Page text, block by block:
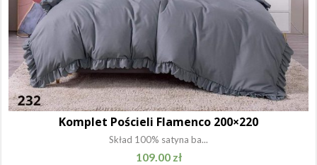
Komplet Pościeli Flamenco 200×220
Skład 100% satyna ba...
109.00 zł